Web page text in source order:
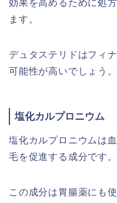
効果を高めるために処
ます。
デュタステリドはフィ
可能性が高いでしょう。
塩化カルプロニウム
塩化カルプロニウムは
毛を促進する成分です。
この成分は胃腸薬にも